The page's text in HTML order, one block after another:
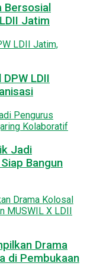
Jatim
LDII
Jadi
Bangun
Drama
di Pembukaan